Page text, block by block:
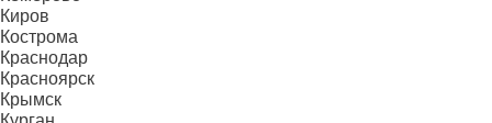
Киров
Кострома
Краснодар
Красноярск
Крымск